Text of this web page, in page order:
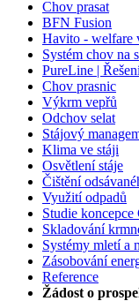
Chov prasat
BFN Fusion
Havito - welfare
Systém chov na
PureLine |
Chov prasnic
Výkrm vepřů
Odchov selat
Stájový
Klima ve stáji
Osvětlení stáje
Čištění
Využití odpadů
Studie
Skladování
Systémy mletí a
Zásobování
Reference
Žádost o